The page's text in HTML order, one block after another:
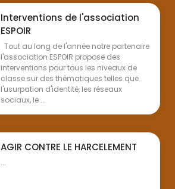
Interventions de l'association
ESPOIR
Tout au long de l'année notre partenaire
l'association ESPOIR propose des
interventions pour tous les niveaux de
classe sur des thématiques telles que
l'usurpation d'identité, les réseaux
sociaux, le ...
AGIR CONTRE LE HARCELEMENT
...